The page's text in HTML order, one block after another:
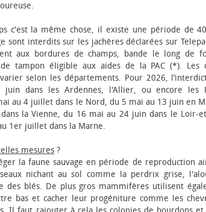
c'est la même chose, il existe une période de
sont interdits sur les jachères déclarées sur
aux bordures de champs, bande le long de
tampon éligible aux aides de la PAC (*). Les
selon les départements. Pour 2026,
dans les Ardennes, l'Allier, ou encore les
au 4 juillet dans le Nord, du 5 mai au 13 juin en
la Vienne, du 16 mai au 24 juin dans le Loir-
1er juillet dans la Marne.
mesures ?
la faune sauvage en période de reproduction
nichant au sol comme la perdrix grise,
des blés. De plus gros mammifères utilisent
bas et cacher leur progéniture comme les